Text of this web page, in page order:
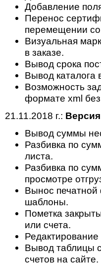
Добавление
Перенос
перемещении со
Визуальная
в заказе.
Вывод срока
Вывод каталога
Возможность
формате xml
21.11.2018 г.:
Вывод суммы
Разбивка по
листа.
Разбивка по
просмотре
Вынос
шаблоны.
Пометка
или счета.
Редактирование
Вывод таблицы
счетов на сайте.